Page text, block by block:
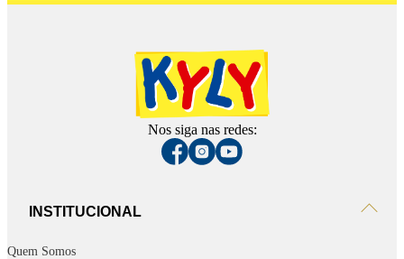
Nos siga nas redes:
INSTITUCIONAL
Quem Somos